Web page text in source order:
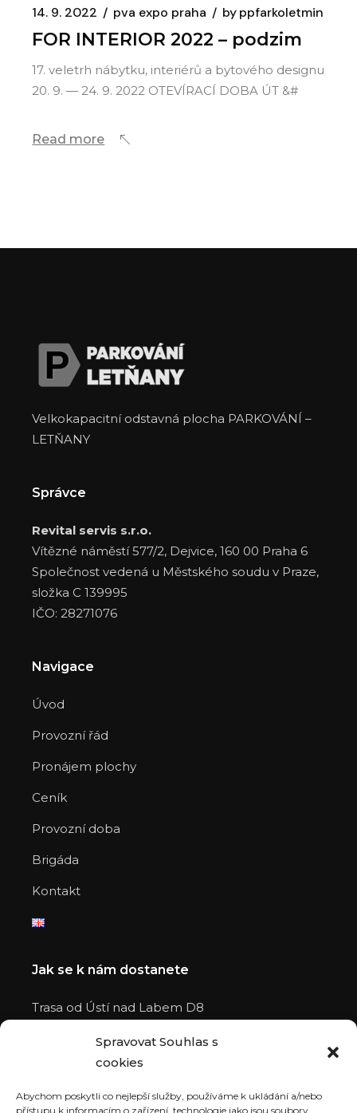
Spravovat Souhlas s
cookies
Abychom poskytli co nejlepší služby, používáme k ukládání a/nebo
přístupu k informacím o zařízení, technologie jako jsou soubory
14. 9. 2022 pva expo praha byppfarkoletmin
FOR INTERIOR 2022 – podzim
17. veletrh nábytku, interiérů a bytového designu
20. 9. — 24. 9. 2022 OTEVÍRACÍ DOBA ÚT &#
Read more
Velkokapacitní odstavná plocha PARKOVÁNÍ –
LETŇANY
Správce
Revital servis s.r.o.
Vítězné náměstí 577/2, Dejvice, 160 00 Praha 6
Společnost vedená u Městského soudu v Praze,
složka C 139995
IČO: 28271076
Navigace
Úvod
Provozní řád
Pronájem plochy
Ceník
Provozní doba
Brigáda
Kontakt
Jak se k nám dostanete
Trasa od Ústí nad Labem D8
Trasa od Hradce Králové D11
Trasa od Mladá Boleslav D10
Trasa z D1